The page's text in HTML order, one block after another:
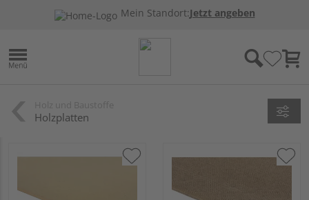
Mein Standort:Jetzt angeben
Holzplatten